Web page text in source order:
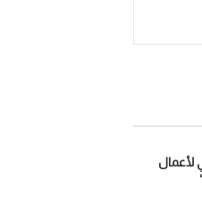
لأعمال